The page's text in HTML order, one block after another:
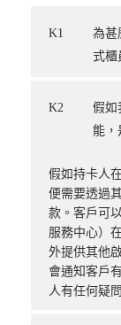
K1
為甚
式櫃
K2
假如
能，
假如持卡人
便需要透過
款。客戶可
服務中心）
外提供其他
會通知客戶
人有任何疑